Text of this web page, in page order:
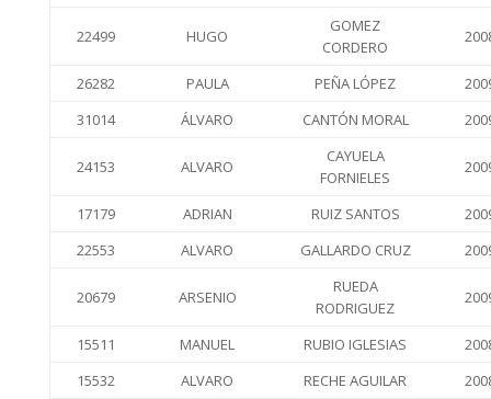
22499 HUGO
GOMEZ
CORDERO
26282 PAULA PEÑA LÓPEZ
31014
ÁLVARO CANTÓN MORAL
24153 ALVARO
CAYUELA
FORNIELES
17179 ADRIAN RUIZ SANTOS
22553
ALVARO GALLARDO CRUZ
20679 ARSENIO
RUEDA
RODRIGUEZ
15511 MANUEL RUBIO IGLESIAS
15532
ALVARO RECHE AGUILAR